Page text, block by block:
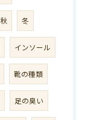
秋 冬
インソール
靴の種類
足の臭い